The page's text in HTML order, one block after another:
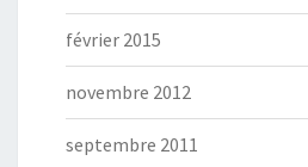
février 2015
novembre 2012
septembre 2011